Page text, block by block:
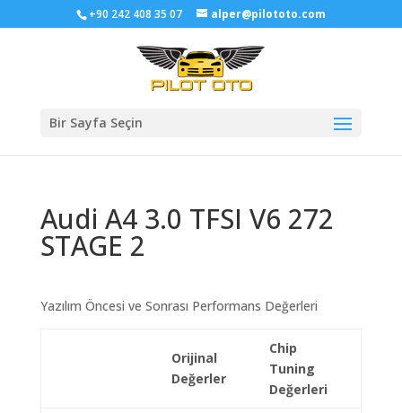
+90 242 408 35 07 alper@pilototo.com
Bir Sayfa Seçin
Audi A4 3.0 TFSI V6 272
STAGE 2
Yazılım Öncesi ve Sonrası Performans Değerleri
Orijinal
Değerler
Chip
Tuning
Değerleri